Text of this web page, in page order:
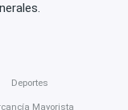
Deportes
Mayorista